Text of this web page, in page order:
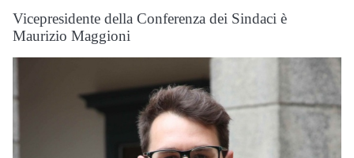
Vicepresidente della Conferenza dei Sindaci è
Maurizio Maggioni